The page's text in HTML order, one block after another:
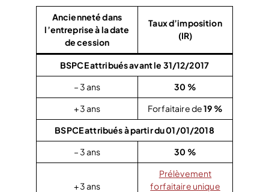
Ancienneté dans
l’entreprise à la date
de cession
Taux d’imposition
(IR)
BSPCE attribués avant le 31/12/2017
– 3 ans
30 %
+ 3 ans
Forfaitaire de19 %
BSPCE attribués à partir du 01/01/2018
– 3 ans
30 %
+ 3 ans
Prélèvement
forfaitaire unique